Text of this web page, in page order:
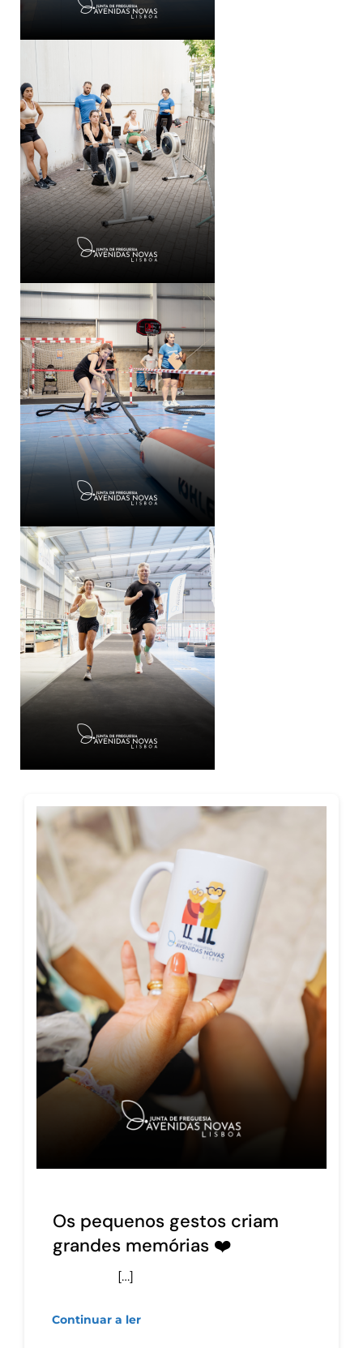
Os pequenos gestos criam
grandes memórias ❤️
[…]
Continuar a ler